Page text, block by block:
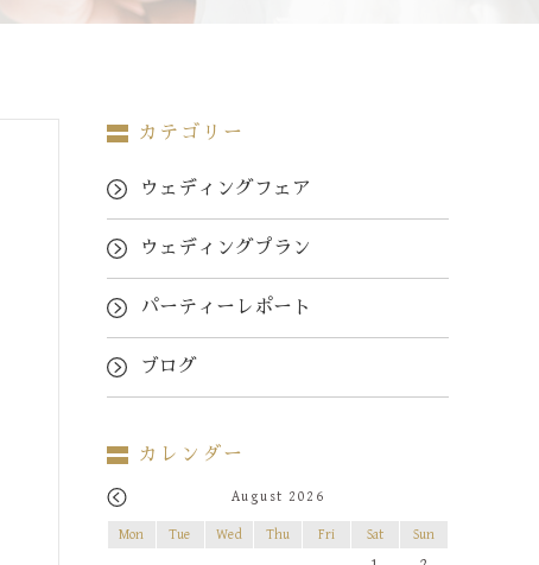
カテゴリー
ウェディングフェア
ウェディングプラン
パーティーレポート
ブログ
カレンダー
August 2026
Mon Tue Wed Thu Fri Sat Sun